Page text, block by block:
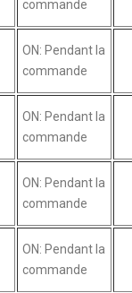
commande
ON: Pendant la
commande
ON: Pendant la
commande
ON: Pendant la
commande
ON: Pendant la
commande